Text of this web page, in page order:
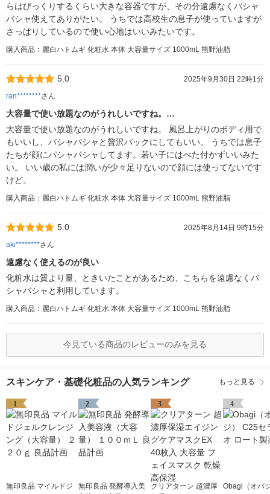
らはびっくりするくらい大きな容器ですが、その分遠慮なくバシャ
バシャ使えてありがたい。 うちでは高校生の息子が使っていますが
さっぱりしているので使い心地はいいみたいです。
購入商品：麗白ハトムギ 化粧水 本体 大容量サイズ 1000mL 熊野油脂
5.0
2025年9月30日 22時1分
ran********さん
大容量で使い放題なのがうれしいですね。…
大容量で使い放題なのがうれしいですね。 風呂上がりのボディ用で
もいいし、バシャバシャと贅沢パックにしてもいい。 うちでは息子
たちが顔にパシャパシャしてます。若い子にはべた付かずいいみた
い。 いい歳の私には潤いが少々足りないので顔には使ってないです
けど。
購入商品：麗白ハトムギ 化粧水 本体 大容量サイズ 1000mL 熊野油脂
5.0
2025年8月14日 9時15分
aki********さん
遠慮なく使えるのが良い
化粧水は質より量、ときいたことがあるため、こちらを遠慮なくバ
シャバシャと利用しています。
購入商品：麗白ハトムギ 化粧水 本体 大容量サイズ 1000mL 熊野油脂
今見ている商品のレビューのみを見る
スキンケア・基礎化粧品の人気ランキング もっと見る
1
無印良品 マイルドジ
2
無印良品 発酵導入美
3
クリアターン 超濃厚
4
Obagi（オバ